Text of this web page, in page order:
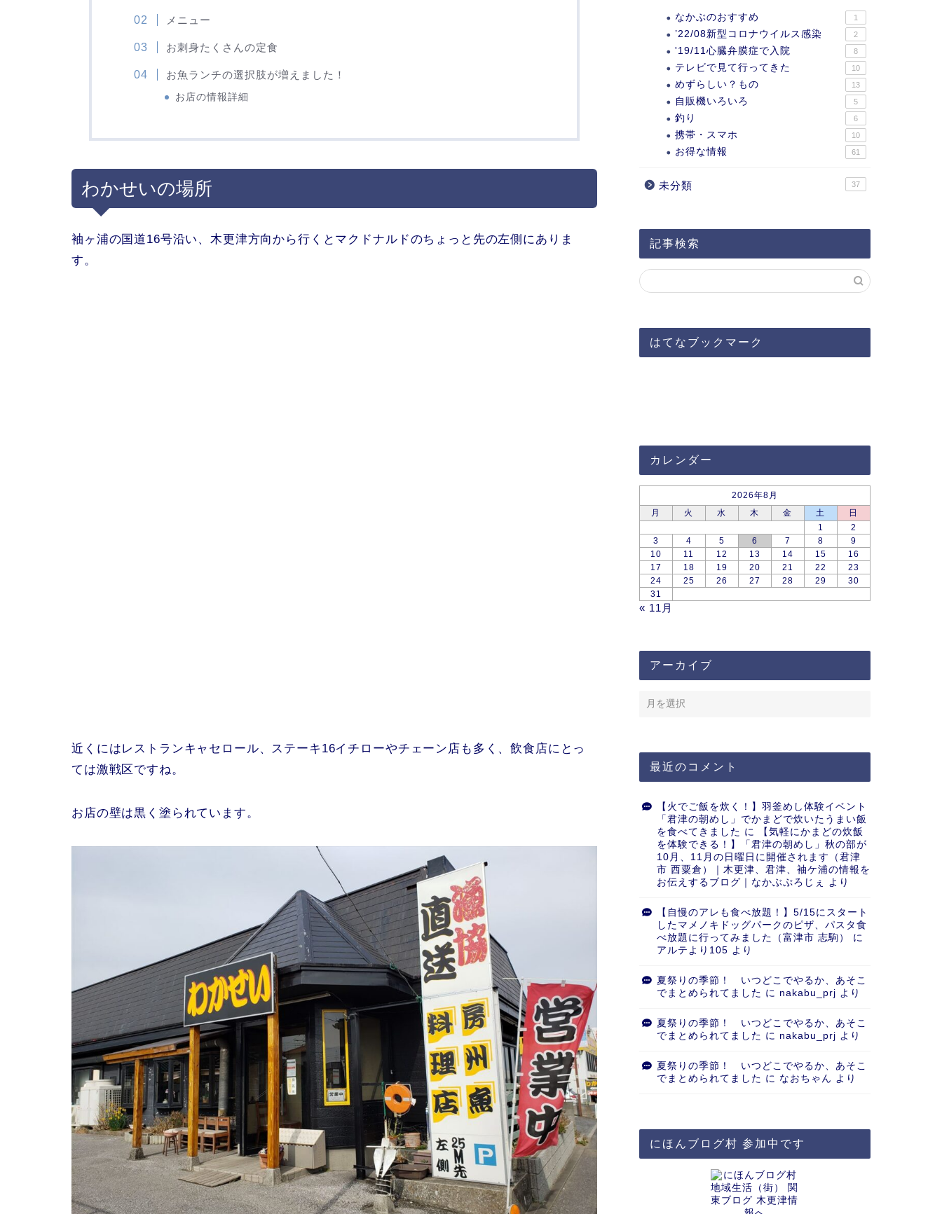
メニュー
お刺身たくさんの定食
お魚ランチの選択肢が増えました！
お店の情報詳細
わかせいの場所
袖ヶ浦の国道16号沿い、木更津方向から行くとマクドナルドのちょっと先の左側にありま
す。
近くにはレストランキャセロール、ステーキ16イチローやチェーン店も多く、飲食店にとっ
ては激戦区ですね。
お店の壁は黒く塗られています。
なかぶのおすすめ 1
’22/08新型コロナウイルス感染 2
'19/11心臓弁膜症で入院 8
テレビで見て行ってきた 10
めずらしい？もの 13
自販機いろいろ 5
釣り 6
携帯・スマホ 10
お得な情報 61
未分類 37
記事検索
はてなブックマーク
カレンダー
2026年8月
月
火 水 木 金 土
日
1
2
3
4 5 6 7 8
9
10
11 12 13 14 15
16
17
18 19 20 21 22
23
24
25 26 27 28 29
30
31
« 11月
アーカイブ
最近のコメント
【火でご飯を炊く！】羽釜めし体験イベント
「君津の朝めし」でかまどで炊いたうまい飯
を食べてきました に
【気軽にかまどの炊飯
を体験できる！】「君津の朝めし」秋の部が
10月、11月の日曜日に開催されます（君津
市 西粟倉）｜木更津、君津、袖ケ浦の情報を
お伝えするブログ｜なかぶぷろじぇ
より
【自慢のアレも食べ放題！】5/15にスタート
したマメノキドッグパークのピザ、パスタ食
べ放題に行ってみました（富津市 志駒）
に
アルテより105 より
夏祭りの季節！ いつどこでやるか、あそこ
でまとめられてました に nakabu_prj より
夏祭りの季節！ いつどこでやるか、あそこ
でまとめられてました に nakabu_prj より
夏祭りの季節！ いつどこでやるか、あそこ
でまとめられてました に なおちゃん より
にほんブログ村 参加中です